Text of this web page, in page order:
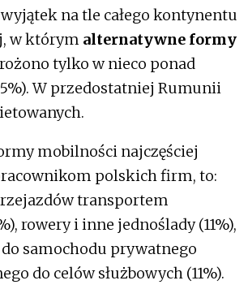
na tle całego kontynentu
w którym alternatywne formy
tylko w nieco ponad
W przedostatniej Rumunii
mobilności najczęściej
polskich firm, to:
transportem
rowery i inne jednoślady (11%),
do samochodu prywatnego
do celów służbowych (11%).